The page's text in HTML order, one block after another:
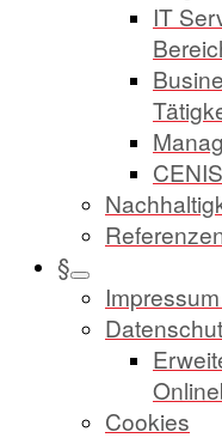
IT
§
Cookies